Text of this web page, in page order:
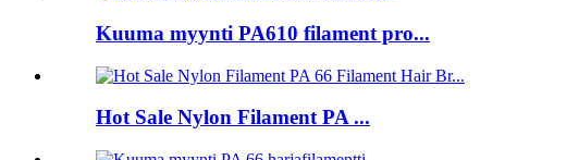
Kuuma myynti PA610 filament pro...
Hot Sale Nylon Filament PA ...